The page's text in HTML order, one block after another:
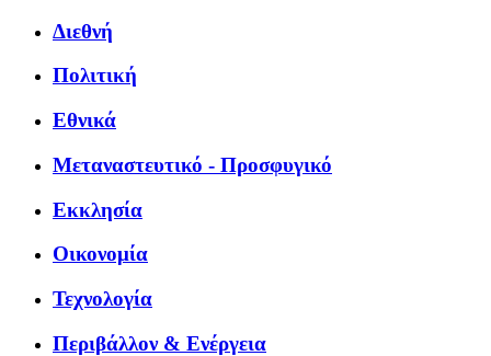
Διεθνή
Πολιτική
Εθνικά
Μεταναστευτικό - Προσφυγικό
Εκκλησία
Οικονομία
Τεχνολογία
Περιβάλλον & Ενέργεια